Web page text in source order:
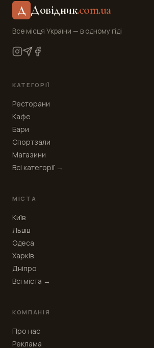
Д Довідник.com.ua
Все місця України — в одному гіді
КАТЕГОРІЇ
Ресторани
Кафе
Бари
Спортзали
Магазини
Всі категорії →
МІСТА
Київ
Львів
Одеса
Харків
Дніпро
Всі міста →
КОМПАНІЯ
Про нас
Реклама